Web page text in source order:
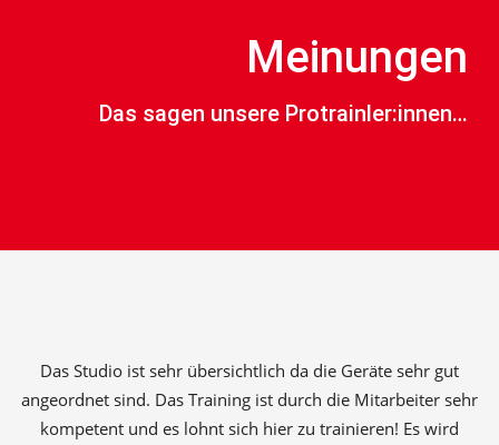
Meinungen
Das sagen unsere Protrainler:innen…
Das Studio ist sehr übersichtlich da die Geräte sehr gut
angeordnet sind. Das Training ist durch die Mitarbeiter sehr
kompetent und es lohnt sich hier zu trainieren! Es wird